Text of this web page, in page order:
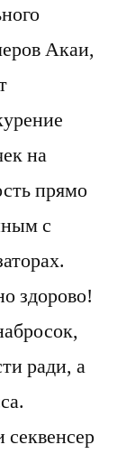
Акаи,
на
прямо
с
здорово!
ради, а
секвенсер